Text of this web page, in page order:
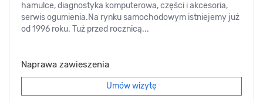
hamulce, diagnostyka komputerowa, części i akcesoria,
serwis ogumienia.Na rynku samochodowym istniejemy już
od 1996 roku. Tuż przed rocznicą...
Naprawa zawieszenia
Umów wizytę